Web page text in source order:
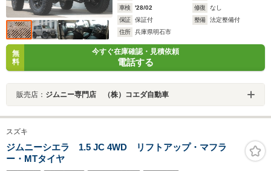
車検
'28/02 修復
なし
保証
保証付 整備
法定整備付
住所
兵庫県明石市
無
料
今すぐ在庫確認・見積依頼
電話する
販売店： ジムニー専門店 （株）コエダ自動車
スズキ
ジムニーシエラ 1.5 JC 4WD リフトアップ・マフラ
ー・MTタイヤ